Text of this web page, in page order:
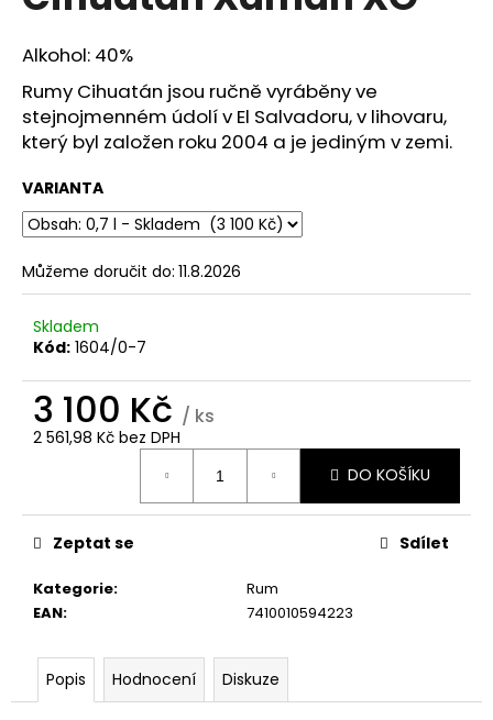
z
5
hvězdiček.
Alkohol: 40%
Rumy Cihuatán jsou ručně vyráběny ve
stejnojmenném údolí v El Salvadoru, v lihovaru,
který byl založen roku 2004 a je jediným v zemi.
VARIANTA
Můžeme doručit do: 11.8.2026
Skladem
Kód: 1604/0-7
3 100 Kč / ks
2 561,98 Kč bez DPH
DO KOŠÍKU
Kategorie:
Rum
EAN: 7410010594223
Zeptat se Sdílet
Popis Hodnocení Diskuze
j
í
t
?
D
o
p
o
u
m
e
DRINKO
–